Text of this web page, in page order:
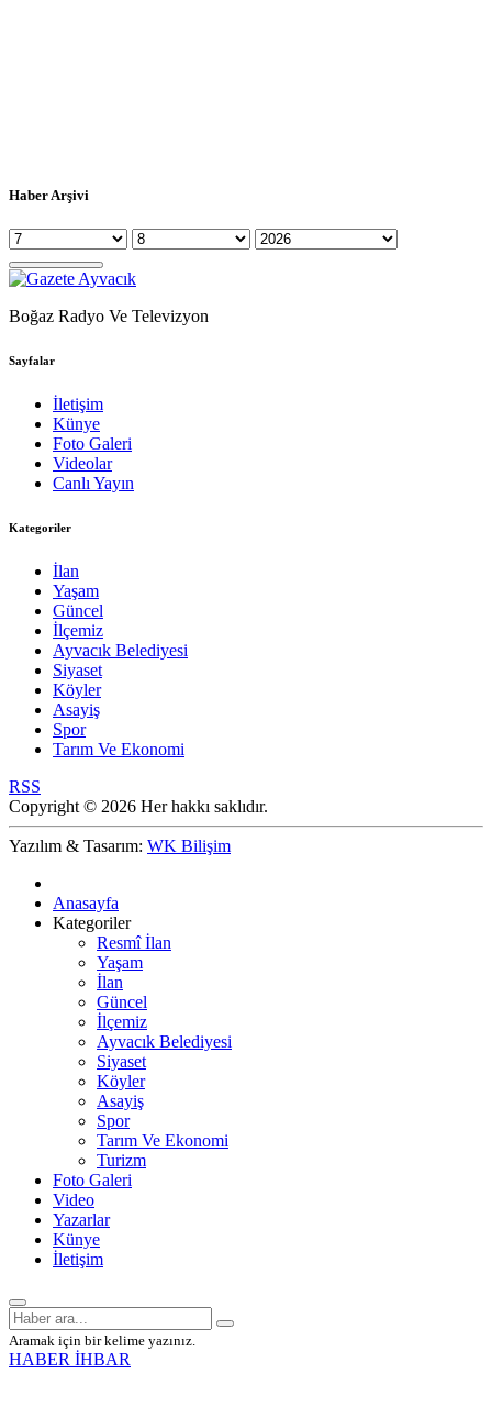
Haber Arşivi
Boğaz Radyo Ve Televizyon
Sayfalar
İletişim
Künye
Foto Galeri
Videolar
Canlı Yayın
Kategoriler
İlan
Yaşam
Güncel
İlçemiz
Ayvacık Belediyesi
Siyaset
Köyler
Asayiş
Spor
Tarım Ve Ekonomi
RSS
Copyright © 2026 Her hakkı saklıdır.
Yazılım & Tasarım: WK Bilişim
Anasayfa
Kategoriler
Resmî İlan
Yaşam
İlan
Güncel
İlçemiz
Ayvacık Belediyesi
Siyaset
Köyler
Asayiş
Spor
Tarım Ve Ekonomi
Turizm
Foto Galeri
Video
Yazarlar
Künye
İletişim
Aramak için bir kelime yazınız.
HABER İHBAR